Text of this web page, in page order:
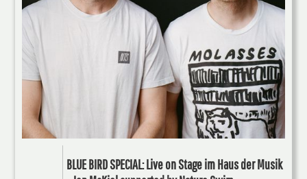
BLUE BIRD SPECIAL: Live on Stage im Haus der Musik